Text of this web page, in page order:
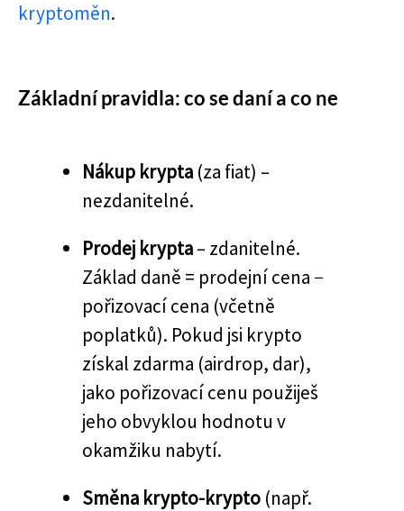
kryptoměn.
Základní pravidla: co se daní a co ne
Nákup krypta(za fiat) –
nezdanitelné.
Prodej krypta– zdanitelné.
Základ daně = prodejní cena −
pořizovací cena (včetně
poplatků). Pokud jsi krypto
získal zdarma (airdrop, dar),
jako pořizovací cenu použiješ
jeho obvyklou hodnotu v
okamžiku nabytí.
Směna krypto-krypto(např.